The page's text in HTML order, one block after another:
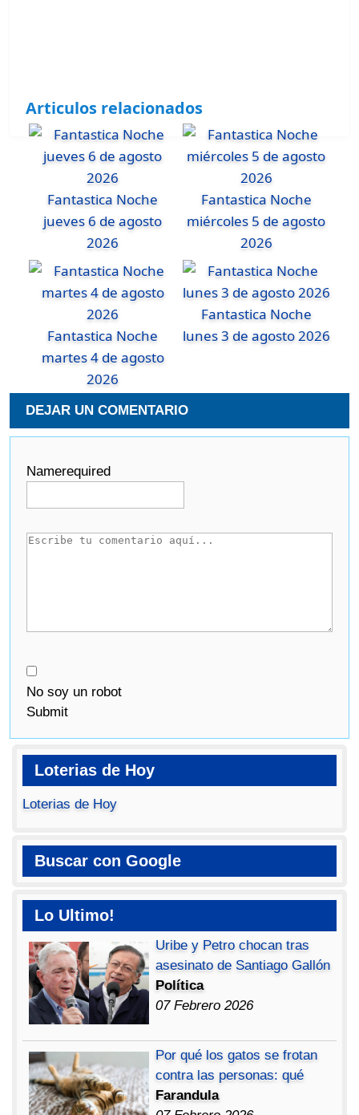
Articulos relacionados
Fantastica Noche
jueves 6 de agosto
2026
Fantastica Noche
miércoles 5 de agosto
2026
Fantastica Noche
martes 4 de agosto
2026
Fantastica Noche
lunes 3 de agosto 2026
DEJAR UN COMENTARIO
Namerequired
No soy un robot
Submit
Loterias de Hoy
Loterias de Hoy
Buscar con Google
Lo Ultimo!
Uribe y Petro chocan tras
asesinato de Santiago Gallón
Política
07 Febrero 2026
Por qué los gatos se frotan
contra las personas: qué
Farandula